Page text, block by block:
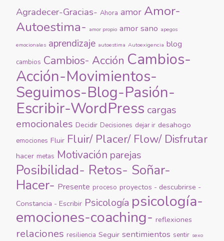
Agradecer-Gracias- Ahora amor Amor-
Autoestima- amor propio amor sano apegos
emocionales aprendizaje autoestima Autoexigencia blog
cambios Cambios- Acción Cambios-
Acción-Movimientos-
Seguimos-Blog-Pasión-
Escribir-WordPress cargas
emocionales Decidir Decisiones dejar ir desahogo
emociones Fluir Fluir/ Placer/ Flow/ Disfrutar
hacer metas Motivación parejas
Posibilidad- Retos- Soñar-
Hacer- Presente proceso proyectos - descubrirse -
Constancia - Escribir Psicología psicología-
emociones-coaching- reflexiones
relaciones resiliencia Seguir sentimientos sentir sexo